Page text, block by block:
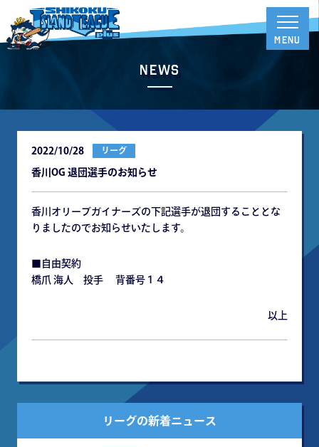
News
2022/10/28 リーグ
香川OG 退団選手のお知らせ
香川オリーブガイナーズの下記選手が退団することとな
りましたのでお知らせいたします。
■自由契約
橋爪 海人 投手 背番号１４
以上
リーグの新着ニュース